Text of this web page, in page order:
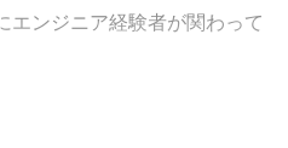
エンジニア経験者が関わって